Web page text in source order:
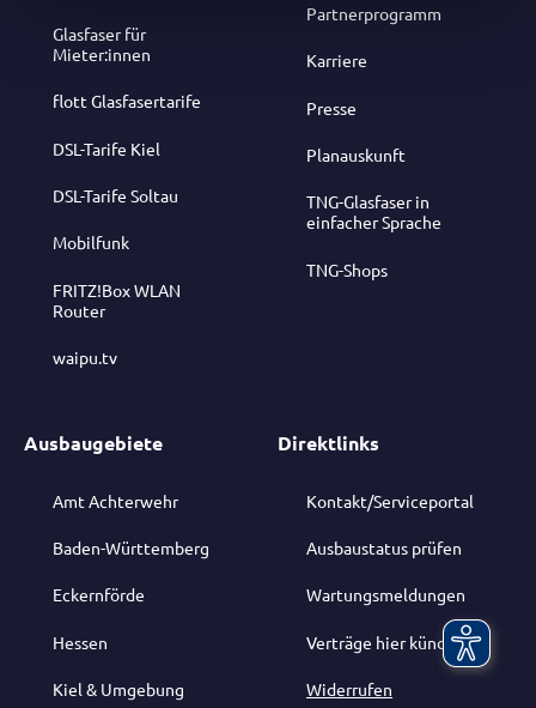
Glasfaser für
Mieter:innen
flott Glasfasertarife
DSL-Tarife Kiel
DSL-Tarife Soltau
Mobilfunk
FRITZ!Box WLAN
Router
waipu.tv
Partnerprogramm
Karriere
Presse
Planauskunft
TNG-Glasfaser in
einfacher Sprache
TNG-Shops
Ausbaugebiete
Amt Achterwehr
Baden-Württemberg
Eckernförde
Hessen
Kiel & Umgebung
Direktlinks
Kontakt/Serviceportal
Ausbaustatus prüfen
Wartungsmeldungen
Verträge hier kündigen
Widerrufen